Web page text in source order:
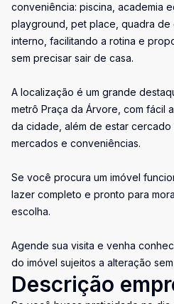
conveniência: piscina, academia
playground, pet place, quadra de
interno, facilitando a rotina e
sem precisar sair de casa.
A localização é um grande
metrô Praça da Árvore, com fácil
da cidade, além de estar cercado
mercados e conveniências.
Se você procura um imóvel
lazer completo e pronto para
escolha.
Agende sua visita e venha
do imóvel sujeitos a alteração
Descrição